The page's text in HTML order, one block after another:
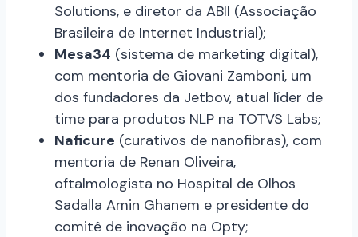
Solutions, e diretor da ABII (Associação
Brasileira de Internet Industrial);
Mesa34 (sistema de marketing digital),
com mentoria de Giovani Zamboni, um
dos fundadores da Jetbov, atual líder de
time para produtos NLP na TOTVS Labs;
Naficure (curativos de nanofibras), com
mentoria de Renan Oliveira,
oftalmologista no Hospital de Olhos
Sadalla Amin Ghanem e presidente do
comitê de inovação na Opty;